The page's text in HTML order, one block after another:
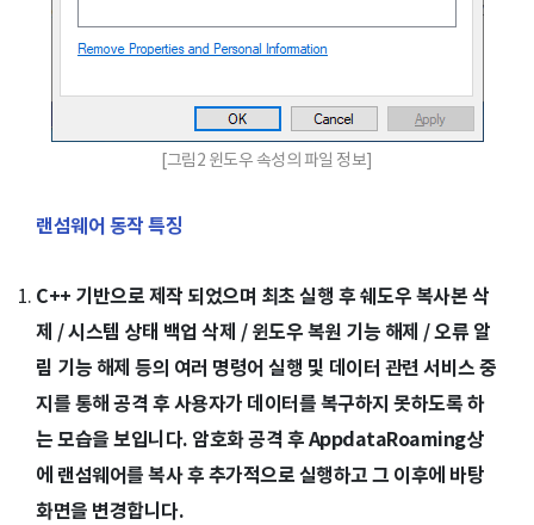
[그림2 윈도우 속성의 파일 정보]
랜섬웨어 동작 특징
C++ 기반으로 제작 되었으며 최초 실행 후 쉐도우 복사본 삭
제 / 시스템 상태 백업 삭제 / 윈도우 복원 기능 해제 / 오류 알
림 기능 해제 등의 여러 명령어 실행 및 데이터 관련 서비스 중
지를 통해 공격 후 사용자가 데이터를 복구하지 못하도록 하
는 모습을 보입니다. 암호화 공격 후 AppdataRoaming상
에 랜섬웨어를 복사 후 추가적으로 실행하고 그 이후에 바탕
화면을 변경합니다.